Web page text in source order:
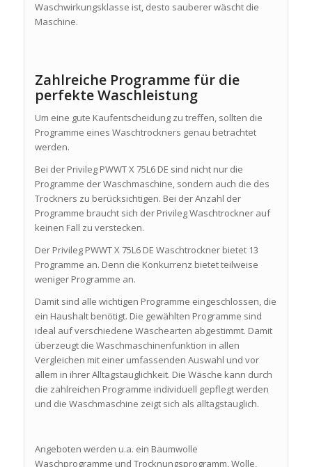
Waschwirkungsklasse ist, desto sauberer wäscht die
Maschine.
Zahlreiche Programme für die
perfekte Waschleistung
Um eine gute Kaufentscheidung zu treffen, sollten die
Programme eines Waschtrockners genau betrachtet
werden.
Bei der Privileg PWWT X 75L6 DE sind nicht nur die
Programme der Waschmaschine, sondern auch die des
Trockners zu berücksichtigen. Bei der Anzahl der
Programme braucht sich der Privileg Waschtrockner auf
keinen Fall zu verstecken.
Der Privileg PWWT X 75L6 DE Waschtrockner bietet 13
Programme an. Denn die Konkurrenz bietet teilweise
weniger Programme an.
Damit sind alle wichtigen Programme eingeschlossen, die
ein Haushalt benötigt. Die gewählten Programme sind
ideal auf verschiedene Wäschearten abgestimmt. Damit
überzeugt die Waschmaschinenfunktion in allen
Vergleichen mit einer umfassenden Auswahl und vor
allem in ihrer Alltagstauglichkeit. Die Wäsche kann durch
die zahlreichen Programme individuell gepflegt werden
und die Waschmaschine zeigt sich als alltagstauglich.
Angeboten werden u.a. ein Baumwolle
Waschprogramme und Trocknungsprogramm, Wolle,